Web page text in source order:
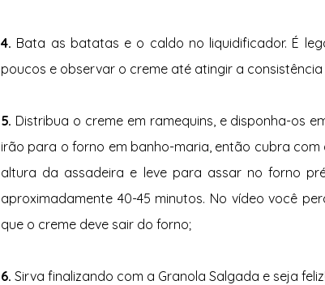
4. Bata as batatas e o caldo no liquidificador. É
poucos e observar o creme até atingir a
5. Distribua o creme em ramequins, e disponha-os
irão para o forno em banho-maria, então cubra
altura da assadeira e leve para assar no forno
aproximadamente 40-45 minutos. No vídeo você
que o creme deve sair do forno;
6. Sirva finalizando com a Granola Salgada e seja